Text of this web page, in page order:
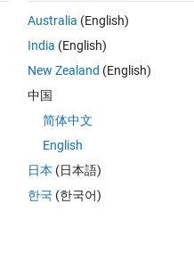
"http://www.isearch-
Ali Yar Khan
le 6 Juin 2019
Australia (English)
India (English)
New Zealand (English)
中国
简体中文
English
日本 (日本語)
한국 (한국어)